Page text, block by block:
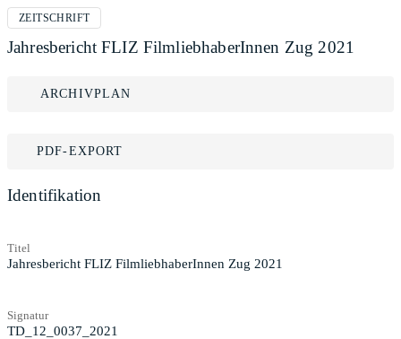
ZEITSCHRIFT
Jahresbericht FLIZ FilmliebhaberInnen Zug 2021
ARCHIVPLAN
PDF-EXPORT
Identifikation
Titel
Jahresbericht FLIZ FilmliebhaberInnen Zug 2021
Signatur
TD_12_0037_2021